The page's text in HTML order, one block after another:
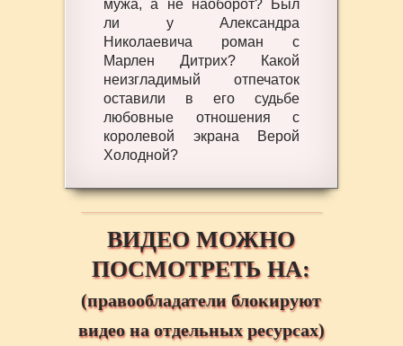
мужа, а не наоборот? Был
ли у Александра
Николаевича роман с
Марлен Дитрих? Какой
неизгладимый отпечаток
оставили в его судьбе
любовные отношения с
королевой экрана Верой
Холодной?
ВИДЕО МОЖНО
ПОСМОТРЕТЬ НА:
(правообладатели блокируют
видео на отдельных ресурсах)